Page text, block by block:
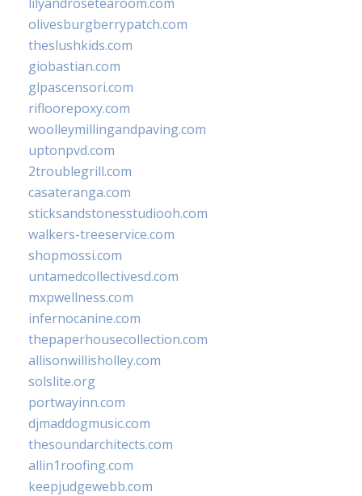
olivesburgberrypatch.com
theslushkids.com
giobastian.com
glpascensori.com
rifloorepoxy.com
woolleymillingandpaving.com
uptonpvd.com
2troublegrill.com
casateranga.com
sticksandstonesstudiooh.com
walkers-treeservice.com
shopmossi.com
untamedcollectivesd.com
mxpwellness.com
infernocanine.com
thepaperhousecollection.com
allisonwillisholley.com
solslite.org
portwayinn.com
djmaddogmusic.com
thesoundarchitects.com
allin1roofing.com
keepjudgewebb.com